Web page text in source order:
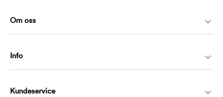
Om oss
Info
Kundeservice